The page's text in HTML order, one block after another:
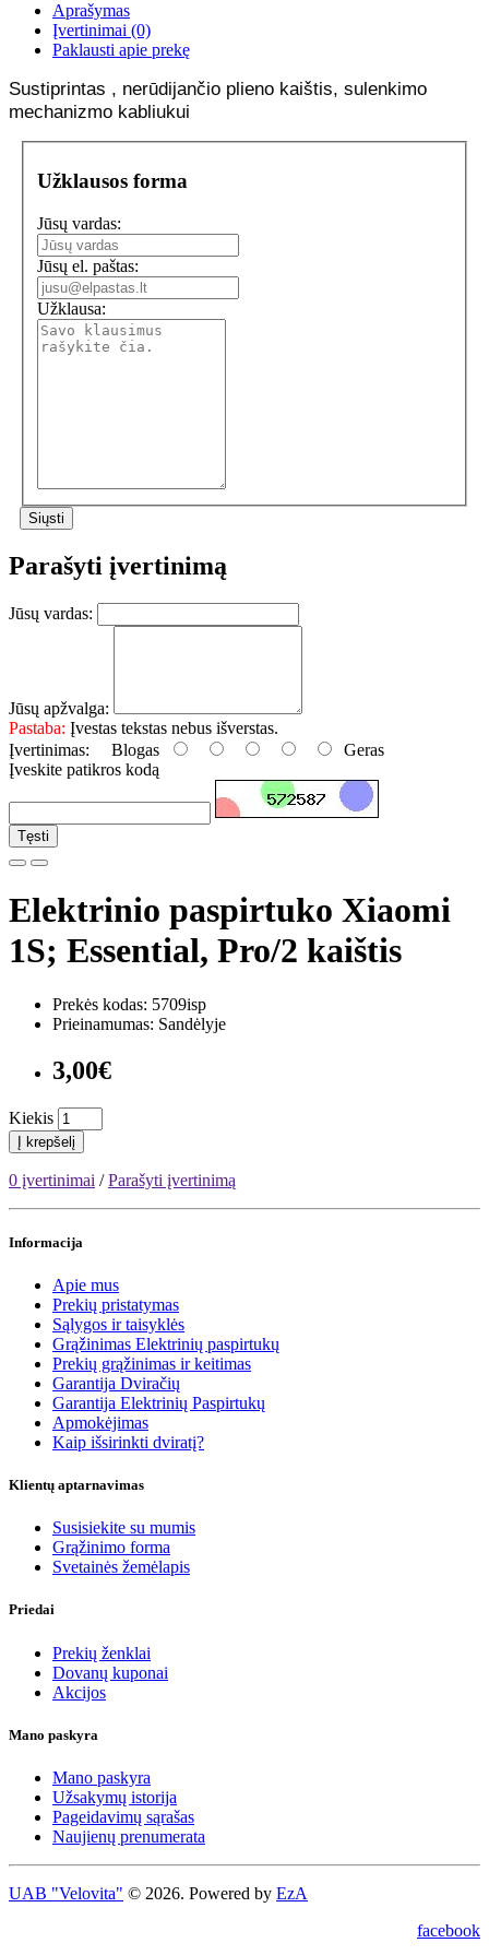
Aprašymas
Įvertinimai (0)
Paklausti apie prekę
Sustiprintas , nerūdijančio plieno kaištis, sulenkimo
mechanizmo kabliukui
Užklausos forma
Jūsų vardas:
Jūsų el. paštas:
Užklausa:
Parašyti įvertinimą
Jūsų vardas:
Jūsų apžvalga:
Pastaba: Įvestas tekstas nebus išverstas.
Įvertinimas: Blogas
Geras
Įveskite patikros kodą
Tęsti
Elektrinio paspirtuko Xiaomi
1S; Essential, Pro/2 kaištis
Prekės kodas: 5709isp
Prieinamumas: Sandėlyje
3,00€
Kiekis
Į krepšelį
0 įvertinimai /Parašyti įvertinimą
Informacija
Apie mus
Prekių pristatymas
Sąlygos ir taisyklės
Grąžinimas Elektrinių paspirtukų
Prekių grąžinimas ir keitimas
Garantija Dviračių
Garantija Elektrinių Paspirtukų
Apmokėjimas
Kaip išsirinkti dviratį?
Klientų aptarnavimas
Susisiekite su mumis
Grąžinimo forma
Svetainės žemėlapis
Priedai
Prekių ženklai
Dovanų kuponai
Akcijos
Mano paskyra
Mano paskyra
Užsakymų istorija
Pageidavimų sąrašas
Naujienų prenumerata
UAB "Velovita" © 2026. Powered by EzA
facebook